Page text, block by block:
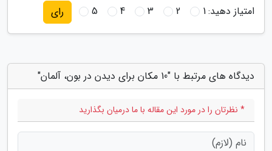
امتیاز دهید:1
2
3
4
5 رای
دیدگاه های مرتبط با "10 مکان برای دیدن در بون، آلمان"
* نظرتان را در مورد این مقاله با ما درمیان بگذارید